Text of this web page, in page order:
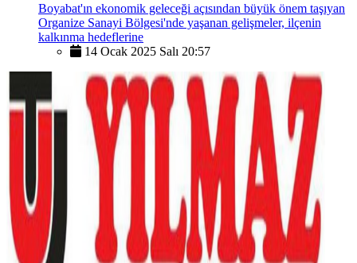
Boyabat'ın ekonomik geleceği açısından büyük önem taşıyan
Organize Sanayi Bölgesi'nde yaşanan gelişmeler, ilçenin
kalkınma hedeflerine
14 Ocak 2025 Salı 20:57